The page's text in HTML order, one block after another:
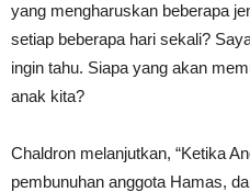
yang mengharuskan beberapa
setiap beberapa hari sekali?
ingin tahu. Siapa yang akan
anak kita?
Chaldron melanjutkan, “Ketika
pembunuhan anggota Hamas,